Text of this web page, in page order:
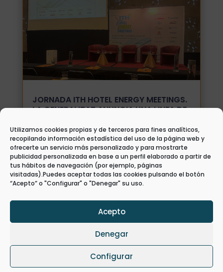
Utilizamos cookies propias y de terceros para fines analíticos,
recopilando información estadística del uso de la página web y
ofrecerte un servicio más personalizado y para mostrarte
publicidad personalizada en base a un perfil elaborado a partir de
tus hábitos de navegación (por ejemplo, páginas
visitadas).Puedes aceptar todas las cookies pulsando el botón
“Acepto” o "Configurar" o "Denegar" su uso.
Acepto
Denegar
Configurar
JORNADA ITH HOTEL ENERGY MEETINGS.
LA GENERALITAT ANUNCIA UNA LINEA DE
ENERGÉTICA.
26 Sep, 2024|Comunicación,Convocatorias,
Noticias,Participación en eventos y reuniones
El equipo de Lab Hot-EC asistió el pasado
martes 24 de septiembre a la jornada "ITH
Hotel Energy Meetings" que se celebró en
Castellón, donde se abordaron las claves
descarbonización. En...
LEER MÁS